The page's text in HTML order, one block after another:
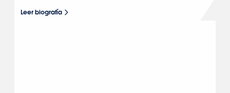
Leer biografía